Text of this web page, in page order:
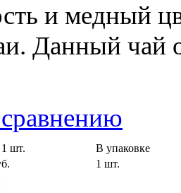
и медный
Данный чай
шт.
В упаковке
1 шт.